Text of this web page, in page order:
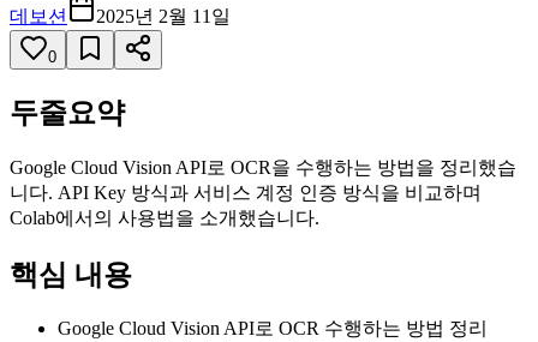
데보션 2025년 2월 11일
0
두줄요약
Google Cloud Vision API로 OCR을 수행하는 방법을 정리했습
니다. API Key 방식과 서비스 계정 인증 방식을 비교하며
Colab에서의 사용법을 소개했습니다.
핵심 내용
Google Cloud Vision API로 OCR 수행하는 방법 정리